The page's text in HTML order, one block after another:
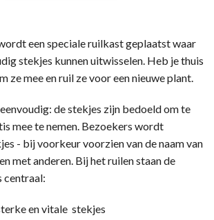
een speciale ruilkast geplaatst waar
stekjes kunnen uitwisselen. Heb je thuis
ze mee en ruil ze voor een nieuwe plant.
de stekjes zijn bedoeld om te
mee te nemen. Bezoekers wordt
- bij voorkeur voorzien van de naam van
met anderen. Bij het ruilen staan de
centraal:
en vitale stekjes